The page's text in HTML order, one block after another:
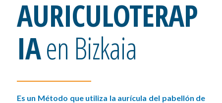
AURICULOTERAP
IAen Bizkaia
Es un Método que utiliza la aurícula del pabellón de